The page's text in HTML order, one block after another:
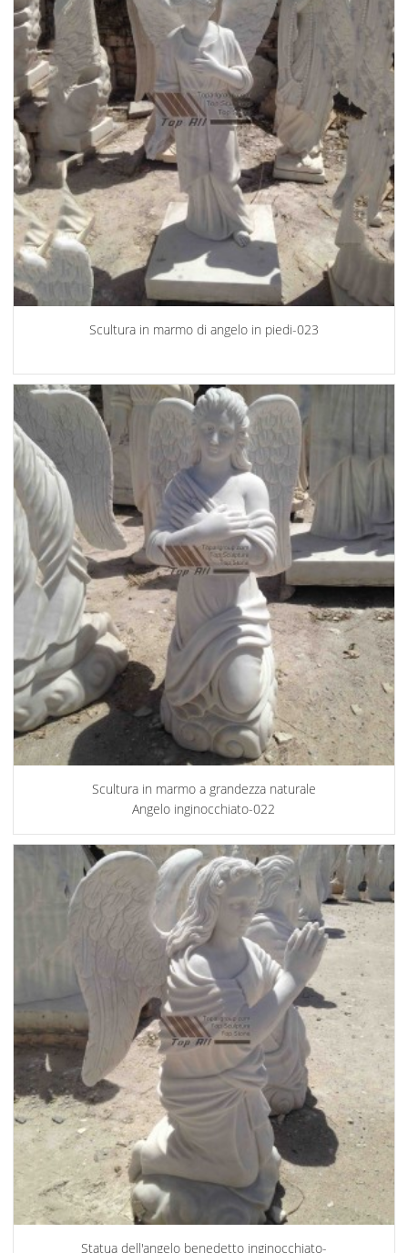
Scultura in marmo di angelo in piedi-023
Scultura in marmo a grandezza naturale
Angelo inginocchiato-022
Statua dell'angelo benedetto inginocchiato-